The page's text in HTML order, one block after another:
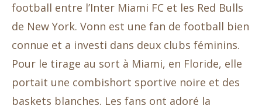
football entre l’Inter Miami FC et les Red Bulls
de New York. Vonn est une fan de football bien
connue et a investi dans deux clubs féminins.
Pour le tirage au sort à Miami, en Floride, elle
portait une combishort sportive noire et des
baskets blanches. Les fans ont adoré la